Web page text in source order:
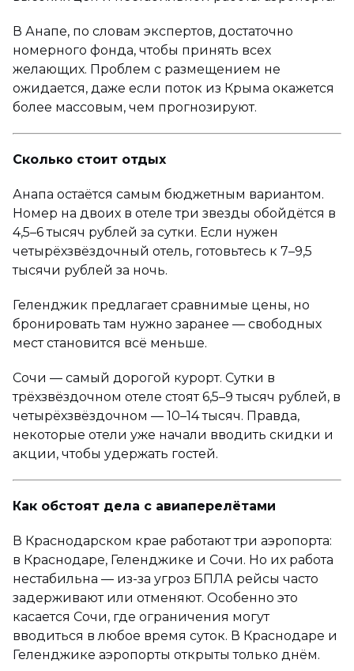
В Анапе, по словам экспертов, достаточно
номерного фонда, чтобы принять всех
желающих. Проблем с размещением не
ожидается, даже если поток из Крыма окажется
более массовым, чем прогнозируют.
Сколько стоит отдых
Анапа остаётся самым бюджетным вариантом.
Номер на двоих в отеле три звезды обойдётся в
4,5–6 тысяч рублей за сутки. Если нужен
четырёхзвёздочный отель, готовьтесь к 7–9,5
тысячи рублей за ночь.
Геленджик предлагает сравнимые цены, но
бронировать там нужно заранее — свободных
мест становится всё меньше.
Сочи — самый дорогой курорт. Сутки в
трёхзвёздочном отеле стоят 6,5–9 тысяч рублей, в
четырёхзвёздочном — 10–14 тысяч. Правда,
некоторые отели уже начали вводить скидки и
акции, чтобы удержать гостей.
Как обстоят дела с авиаперелётами
В Краснодарском крае работают три аэропорта:
в Краснодаре, Геленджике и Сочи. Но их работа
нестабильна — из-за угроз БПЛА рейсы часто
задерживают или отменяют. Особенно это
касается Сочи, где ограничения могут
вводиться в любое время суток. В Краснодаре и
Геленджике аэропорты открыты только днём.